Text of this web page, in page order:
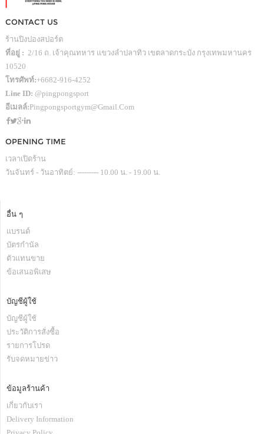
CONTACT US
ร้านปิงปองสปอร์ต
ที่อยู่ : 2/16 ถ. เจ้าคุณทหาร แขวงลำปลาทิว เขตลาดกระบัง กรุงเทพมหานคร
10520
โทรศัพท์:+6682-916-4252
Line ID: @pingpongsport
อีเมลล์:Pingpongsportgym@gmail.com
OPENING TIME
เวลาเปิดร้าน
วันจันทร์ - วันอาทิตย์: --------- 10.00 น. - 19.00 น.
อื่น ๆ
แบรนด์
บัตรกำนัล
ตัวแทนขาย
ข้อเสนอพิเสษ
บัญชีผู้ใช้
บัญชีผู้ใช้
ประวัติการสั่งซื้อ
รายการโปรด
รับจดหมายข่าว
ข้อมูลร้านค้า
เกี่ยวกับเรา
Delivery Information